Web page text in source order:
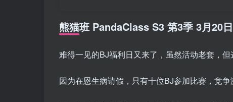
熊猫班 PandaClass S3 第3季 3月20
难得一见的BJ福利日又来了，虽然活动老套，
因为在恩生病请假，只有十位BJ参加比赛，竞争